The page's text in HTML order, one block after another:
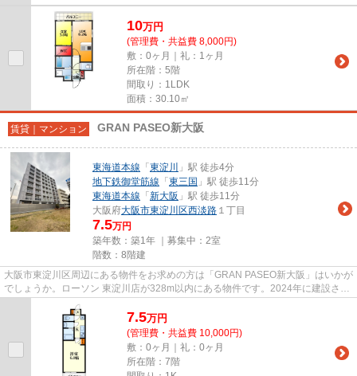
10万円
(管理費・共益費 8,000円)
敷：0ヶ月｜礼：1ヶ月
所在階：5階
間取り：1LDK
面積：30.10㎡
賃貸｜マンション GRAN PASEO新大阪
東海道本線 「 東淀川
」駅 徒歩4分
地下鉄御堂筋線 「 東三国 」駅 徒歩11分
東海道本線 「 新大阪 」駅 徒歩11分
大阪府大阪市東淀川区西淡路 １丁目
7.5万円
築年数：築1年 ｜募集中： 2室
階数：8階建
大阪市東淀川区周辺にある物件をお求めの方は「GRAN PASEO新大阪」はいかが
でしょうか。ローソン 東淀川店が328m以内にある物件です。2024年に建設され
た物件です。この物件は駅から徒...
7.5万円
(管理費・共益費 10,000円)
敷：0ヶ月｜礼：0ヶ月
所在階：7階